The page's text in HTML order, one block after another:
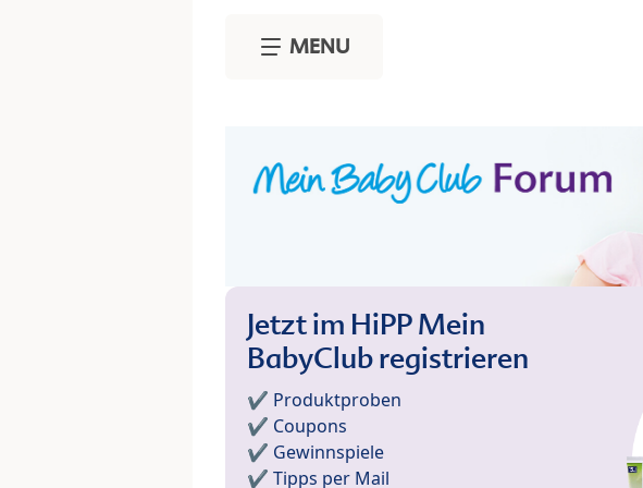
MENU
Jetzt im HiPP Mein
BabyClub registrieren
✔️ Produktproben
✔️ Coupons
✔️ Gewinnspiele
✔️ Tipps per Mail